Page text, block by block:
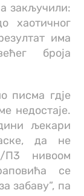
закључили:
хаотичног
има
броја
писма гдје
недостаје.
љекари
да не
нивоом
се
забаву”, па